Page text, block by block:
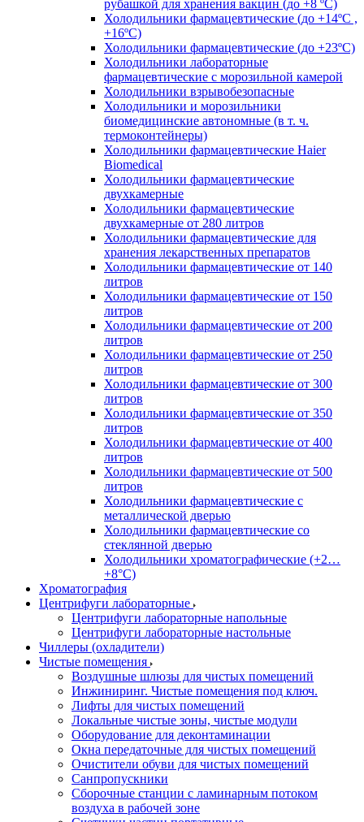
рубашкой для хранения вакцин (до +8 ºС)
Холодильники фармацевтические (до +14ºС ,
+16ºС)
Холодильники фармацевтические (до +23ºС)
Холодильники лабораторные
фармацевтические с морозильной камерой
Холодильники взрывобезопасные
Холодильники и морозильники
биомедицинские автономные (в т. ч.
термоконтейнеры)
Холодильники фармацевтические Haier
Biomedical
Холодильники фармацевтические
двухкамерные
Холодильники фармацевтические
двухкамерные от 280 литров
Холодильники фармацевтические для
хранения лекарственных препаратов
Холодильники фармацевтические от 140
литров
Холодильники фармацевтические от 150
литров
Холодильники фармацевтические от 200
литров
Холодильники фармацевтические от 250
литров
Холодильники фармацевтические от 300
литров
Холодильники фармацевтические от 350
литров
Холодильники фармацевтические от 400
литров
Холодильники фармацевтические от 500
литров
Холодильники фармацевтические с
металлической дверью
Холодильники фармацевтические со
стеклянной дверью
Холодильники хроматографические (+2…
+8°C)
Хроматография
Центрифуги лабораторные
Центрифуги лабораторные напольные
Центрифуги лабораторные настольные
Чиллеры (охладители)
Чистые помещения
Воздушные шлюзы для чистых помещений
Инжиниринг. Чистые помещения под ключ.
Лифты для чистых помещений
Локальные чистые зоны, чистые модули
Оборудование для деконтаминации
Окна передаточные для чистых помещений
Очистители обуви для чистых помещений
Санпропускники
Сборочные станции с ламинарным потоком
воздуха в рабочей зоне